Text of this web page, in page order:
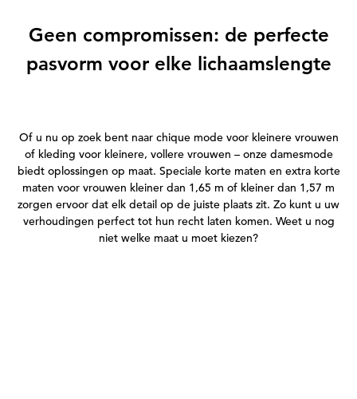
Geen compromissen: de perfecte
pasvorm voor elke lichaamslengte
Of u nu op zoek bent naar chique mode voor kleinere vrouwen
of kleding voor kleinere, vollere vrouwen – onze damesmode
biedt oplossingen op maat. Speciale korte maten en extra korte
maten voor vrouwen kleiner dan 1,65 m of kleiner dan 1,57 m
zorgen ervoor dat elk detail op de juiste plaats zit. Zo kunt u uw
verhoudingen perfect tot hun recht laten komen. Weet u nog
niet welke maat u moet kiezen?